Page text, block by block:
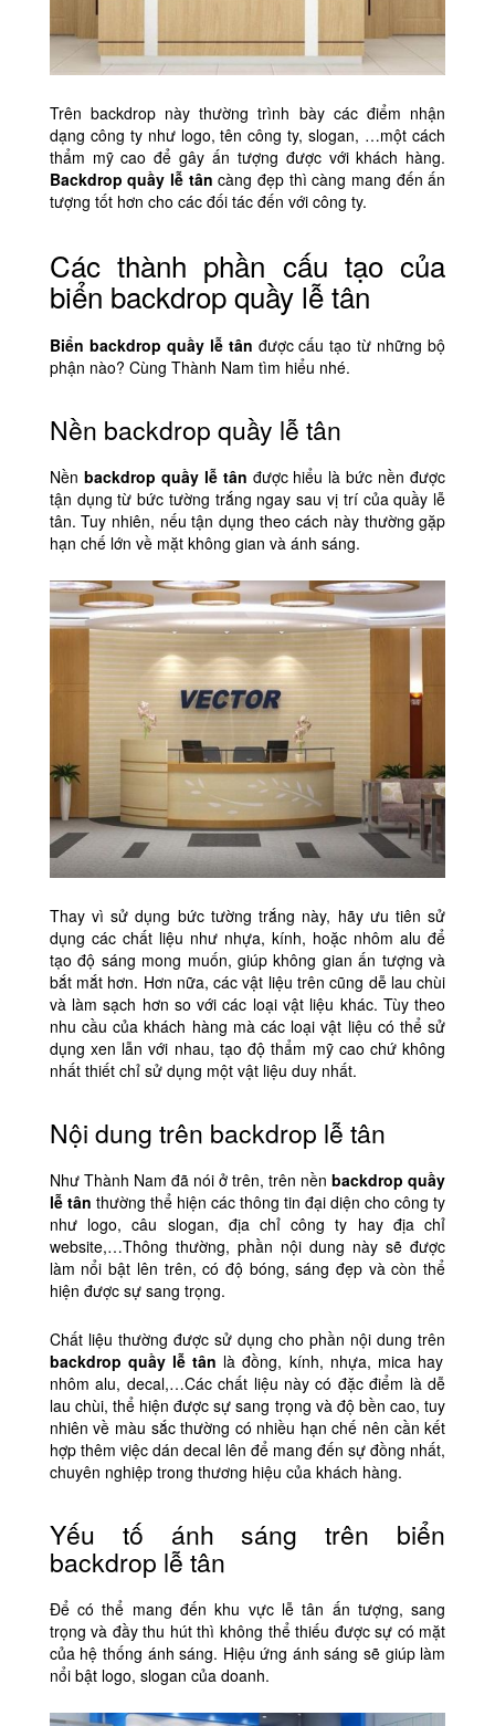
Trên backdrop này thường trình bày các điểm nhận
dạng công ty như logo, tên công ty, slogan, …một cách
thẩm mỹ cao để gây ấn tượng được với khách hàng.
Backdrop quầy lễ tâncàng đẹp thì càng mang đến ấn
tượng tốt hơn cho các đối tác đến với công ty.
Các thành phần cấu tạo của
biển backdrop quầy lễ tân
Biển backdrop quầy lễ tân được cấu tạo từ những bộ
phận nào? Cùng Thành Nam tìm hiểu nhé.
Nền backdrop quầy lễ tân
Nền backdrop quầy lễ tân được hiểu là bức nền được
tận dụng từ bức tường trắng ngay sau vị trí của quầy lễ
tân. Tuy nhiên, nếu tận dụng theo cách này thường gặp
hạn chế lớn về mặt không gian và ánh sáng.
Thay vì sử dụng bức tường trắng này, hãy ưu tiên sử
dụng các chất liệu như nhựa, kính, hoặc nhôm alu để
tạo độ sáng mong muốn, giúp không gian ấn tượng và
bắt mắt hơn. Hơn nữa, các vật liệu trên cũng dễ lau chùi
và làm sạch hơn so với các loại vật liệu khác. Tùy theo
nhu cầu của khách hàng mà các loại vật liệu có thể sử
dụng xen lẫn với nhau, tạo độ thẩm mỹ cao chứ không
nhất thiết chỉ sử dụng một vật liệu duy nhất.
Nội dung trên backdrop lễ tân
Như Thành Nam đã nói ở trên, trên nềnbackdrop quầy
lễ tân thường thể hiện các thông tin đại diện cho công ty
như logo, câu slogan, địa chỉ công ty hay địa chỉ
website,…Thông thường, phần nội dung này sẽ được
làm nổi bật lên trên, có độ bóng, sáng đẹp và còn thể
hiện được sự sang trọng.
Chất liệu thường được sử dụng cho phần nội dung trên
backdrop quầy lễ tân là đồng, kính, nhựa, mica hay
nhôm alu, decal,…Các chất liệu này có đặc điểm là dễ
lau chùi, thể hiện được sự sang trọng và độ bền cao, tuy
nhiên về màu sắc thường có nhiều hạn chế nên cần kết
hợp thêm việc dán decal lên để mang đến sự đồng nhất,
chuyên nghiệp trong thương hiệu của khách hàng.
Yếu tố ánh sáng trên biển
backdrop lễ tân
Để có thể mang đến khu vực lễ tân ấn tượng, sang
trọng và đầy thu hút thì không thể thiếu được sự có mặt
của hệ thống ánh sáng. Hiệu ứng ánh sáng sẽ giúp làm
nổi bật logo, slogan của doanh.